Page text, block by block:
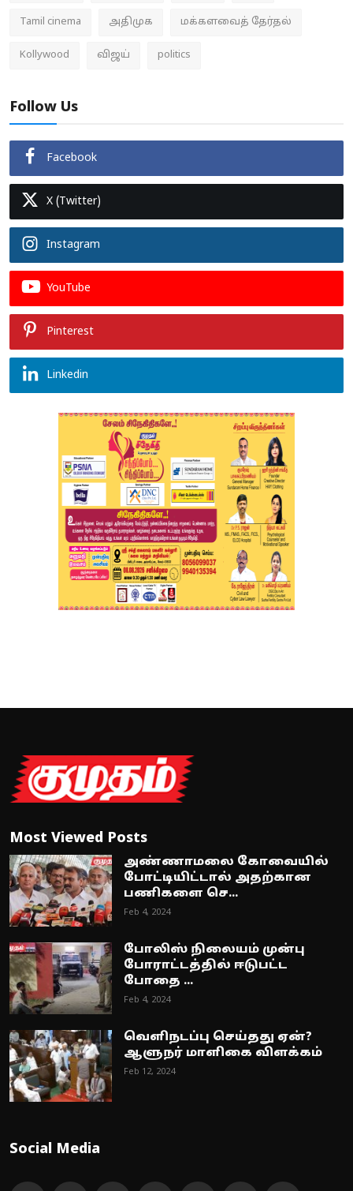
Tamil cinema அதிமுக மக்களவைத் தேர்தல்
Kollywood விஜய் politics
Follow Us
Facebook
X (Twitter)
Instagram
YouTube
Pinterest
Linkedin
Most Viewed Posts
அண்ணாமலை கோவையில்
போட்டியிட்டால் அதற்கான
பணிகளை செ...
Feb 4, 2024
போலிஸ் நிலையம் முன்பு
போராட்டத்தில் ஈடுபட்ட
போதை ...
Feb 4, 2024
வெளிநடப்பு செய்தது ஏன்?
ஆளுநர் மாளிகை விளக்கம்
Feb 12, 2024
Social Media